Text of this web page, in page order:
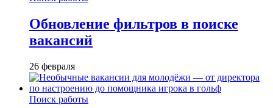
Обновление фильтров в поиске
вакансий
26 февраля
Поиск работы